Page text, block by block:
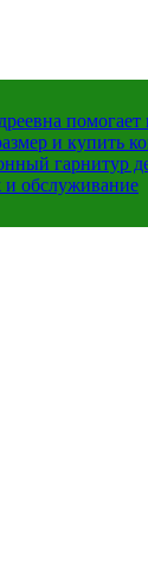
и купить
гарнитур
обслуживание